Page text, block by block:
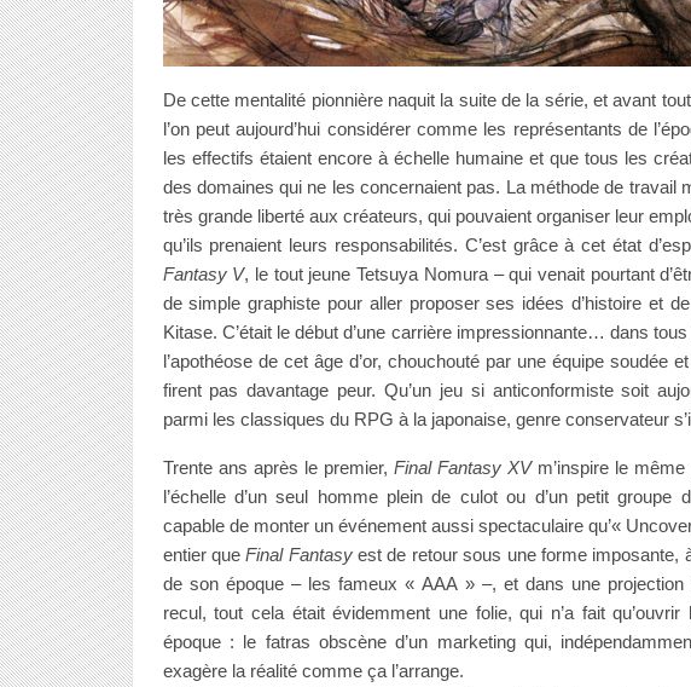
De cette mentalité pionnière naquit la suite de la série, et avant
l’on peut aujourd’hui considérer comme les représentants de
les effectifs étaient encore à échelle humaine et que tous les
des domaines qui ne les concernaient pas. La méthode de travail
très grande liberté aux créateurs, qui pouvaient organiser leur
qu’ils prenaient leurs responsabilités. C’est grâce à cet état
Fantasy V, le tout jeune Tetsuya Nomura – qui venait pourtant
de simple graphiste pour aller proposer ses idées d’histoire et
Kitase. C’était le début d’une carrière impressionnante… dans
l’apothéose de cet âge d’or, chouchouté par une équipe soudée
firent pas davantage peur. Qu’un jeu si anticonformiste soit
parmi les classiques du RPG à la japonaise, genre conservateur
Trente ans après le premier, Final Fantasy XVm’inspire le
l’échelle d’un seul homme plein de culot ou d’un petit groupe
capable de monter un événement aussi spectaculaire qu’«
entier queFinal Fantasyest de retour sous une forme imposante,
de son époque – les fameux « AAA » –, et dans une projection
recul, tout cela était évidemment une folie, qui n’a fait
époque : le fatras obscène d’un marketing qui,
exagère la réalité comme ça l’arrange.